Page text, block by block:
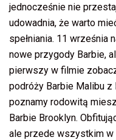
jednocześnie nie
udowadnia, że warto
spełniania. 11 września
nowe przygody Barbie,
pierwszy w filmie
podróży Barbie Malibu
poznamy rodowitą
Barbie Brooklyn.
ale przede wszystkim w